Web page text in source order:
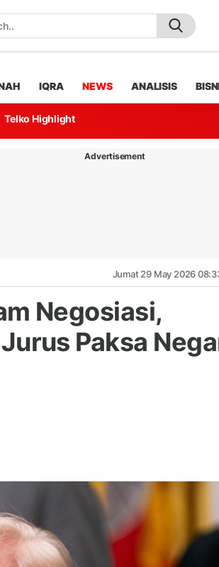
IQRA NEWS ANALISIS
Telko Highlight
Advertisement
Jumat 29 May 2026
Negosiasi,
Paksa